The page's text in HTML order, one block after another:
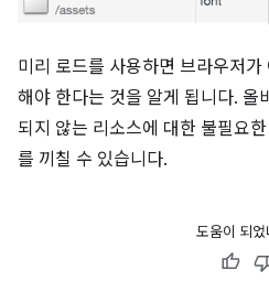
미리 로드를 사용하면 브라우저
해야 한다는 것을 알게 됩니다. 올
되지 않는 리소스에 대한 불필요
를 끼칠 수 있습니다.
도움이 되었